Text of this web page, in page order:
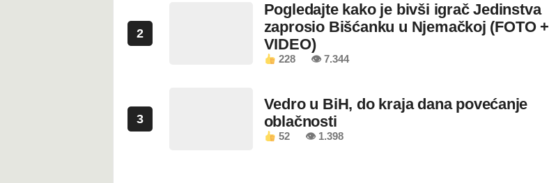
2
Pogledajte kako je bivši igrač Jedinstva
zaprosio Bišćanku u Njemačkoj (FOTO +
VIDEO)
228 👁 7.344
3
Vedro u BiH, do kraja dana povećanje
oblačnosti
52 👁 1.398